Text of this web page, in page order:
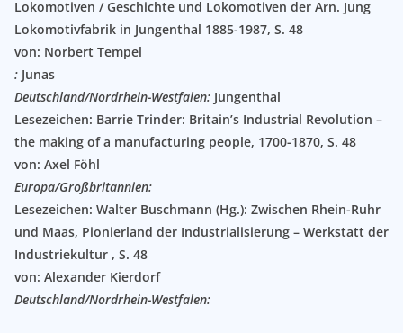
Lokomotiven / Geschichte und Lokomotiven der Arn. Jung
Lokomotivfabrik in Jungenthal 1885-1987, S. 48
von: Norbert Tempel
: Junas
Deutschland/Nordrhein-Westfalen: Jungenthal
Lesezeichen: Barrie Trinder: Britain’s Industrial Revolution –
the making of a manufacturing people, 1700-1870, S. 48
von: Axel Föhl
Europa/Großbritannien:
Lesezeichen: Walter Buschmann (Hg.): Zwischen Rhein-Ruhr
und Maas, Pionierland der Industrialisierung – Werkstatt der
Industriekultur , S. 48
von: Alexander Kierdorf
Deutschland/Nordrhein-Westfalen: